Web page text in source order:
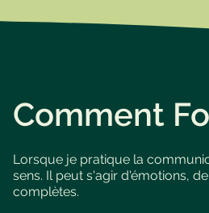
Comment
Lorsque je pratique la
sens. Il peut s'agir d'émotions,
complètes.